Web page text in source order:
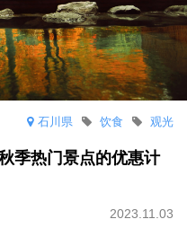
石川県 观光
饮食
季热门景点的优惠计
2023.11.03